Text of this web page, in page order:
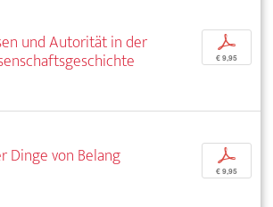
und Autorität in der
p
€ 9,95
Dinge von Belang
p
€ 9,95